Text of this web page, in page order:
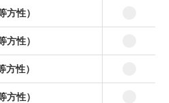
35,500円(本体32,273円、税3,227
円)
6M（一般・等方性）
円)
7M（一般・等方性）
49,580円(本体45,073円、税4,507
方性）
方性）
性）
方性）